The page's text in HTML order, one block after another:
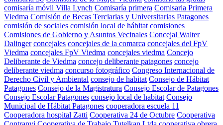
comisaría móvil Villa Lynch Comisaría primera Comisaria Primera
Viedma Comisión de Becas Terciarias y Universitarias Patagones
comisión de sociales comisión local de hábitat comisiones
Comisiones de Gobierno y Asuntos Vecinales Concejal Walter
Dalinger concejales concejales de la comarca concejales del FpV
Viedma concejales FpV Viedma concejales viedma Concejo
Deliberante de Viedma concejo deliberante patagones concejo
deliberante viedma concurso fotográfico Congreso Internacional de
Derecho Civil y Ambiental consejo de habitat Consejo de Hábitat
Patagones Consejo de la Magistratura Consejo Escolar de Patagones
Consejo Escolar Patagones consejo local de habitat Consejo
Municipal de Hábitat Patagones cooperadora escuela 11
Cooperadora hospital Zatti Cooperativa 24 de Octubre Cooperativa